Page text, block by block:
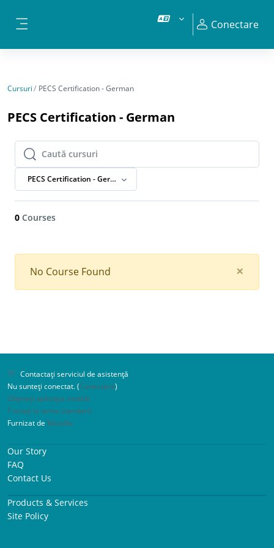
Conectare
Cursuri PECS Certification - German
PECS Certification - German
Caută cursuri
Caută cursuri
PECS Certification - German
0 Courses
×
No Course Found
Contactați serviciul de asistență
Nu sunteți conectat. (Conectare)
Obțineți aplicația mobilă
Treceți la tema standard
Furnizat de Moodle
Our Story
FAQ
Contact Us
Products & Services
Site Policy